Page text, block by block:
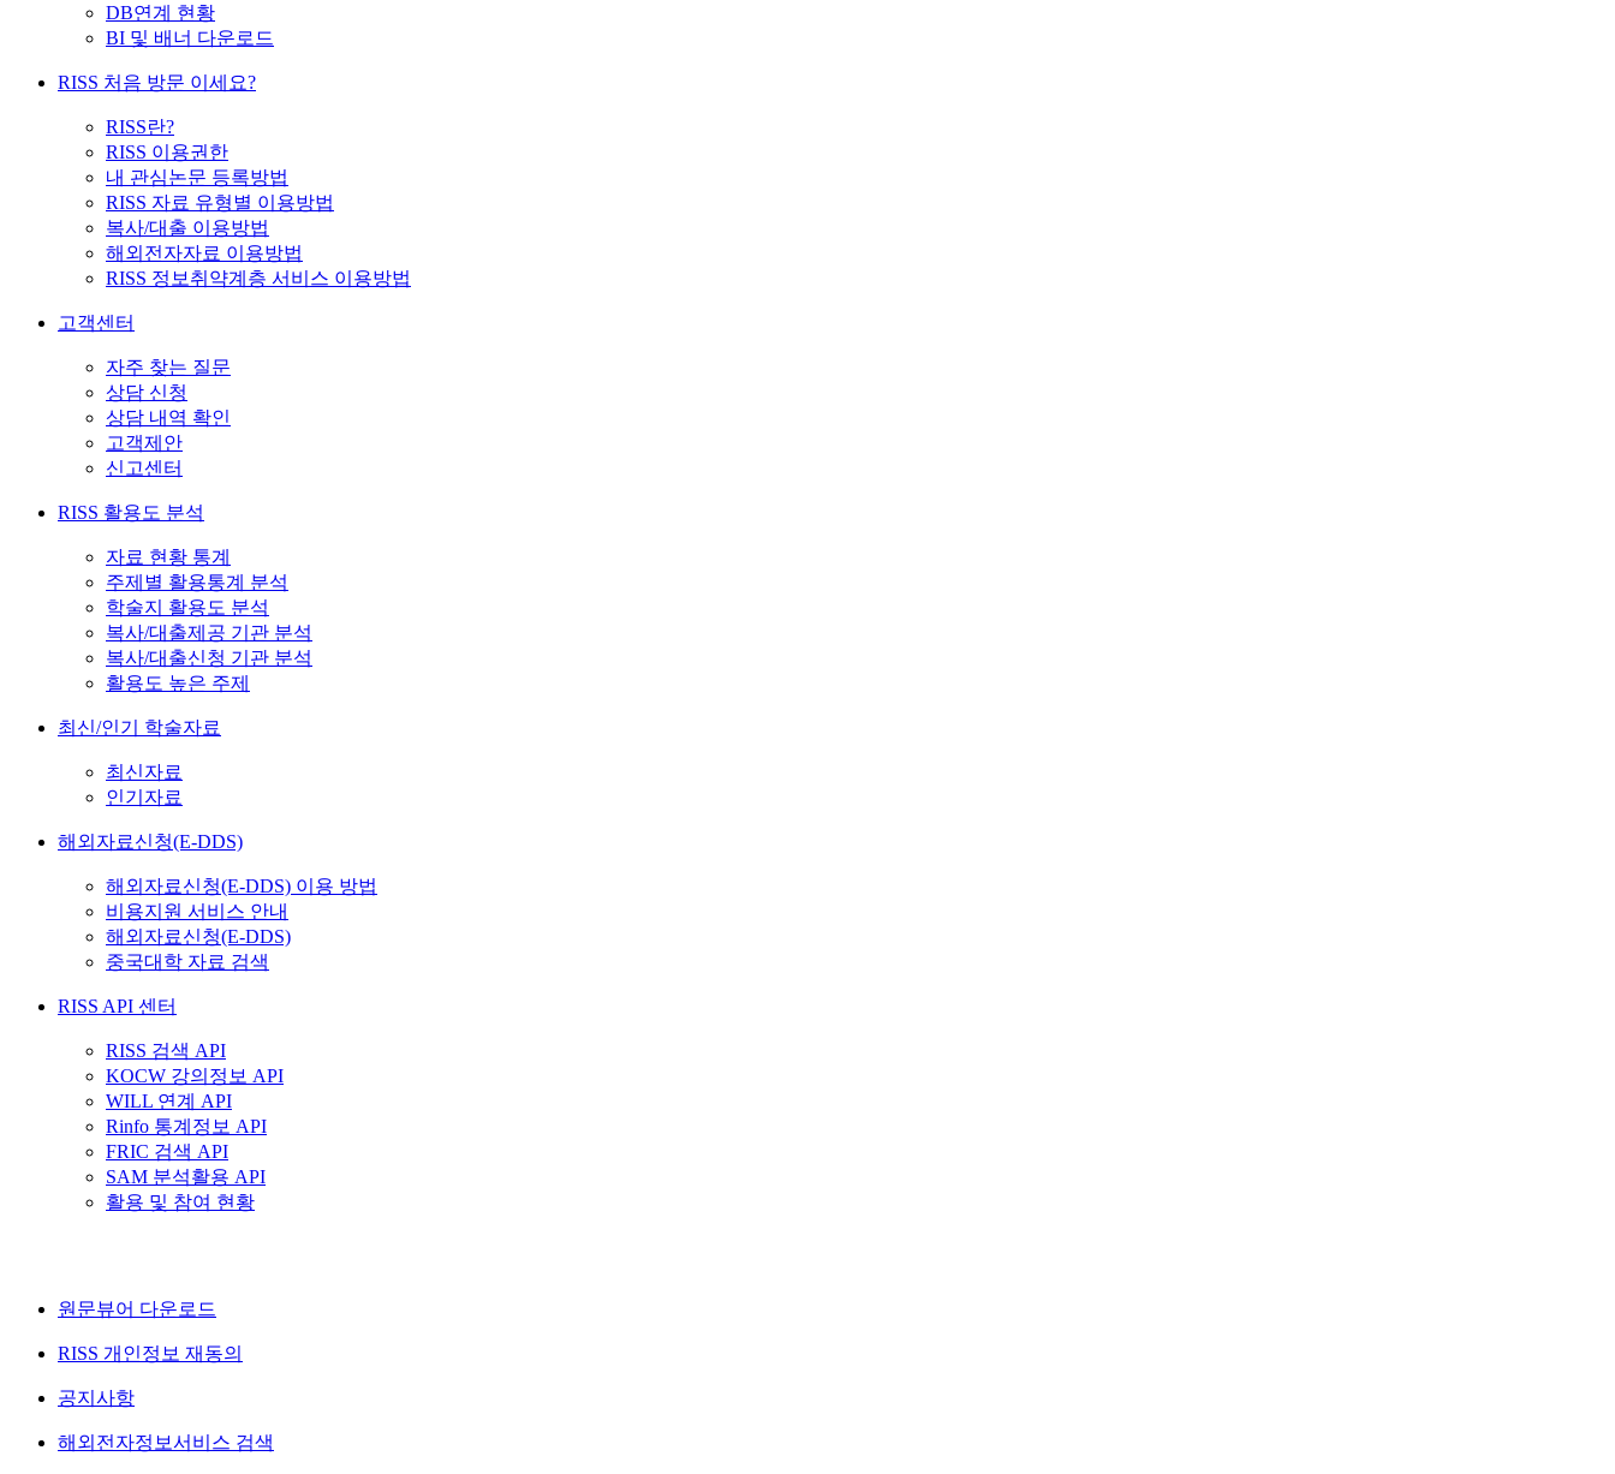
DB연계 현황
BI 및 배너 다운로드
RISS 처음 방문 이세요?
RISS란?
RISS 이용권한
내 관심논문 등록방법
RISS 자료 유형별 이용방법
복사/대출 이용방법
해외전자자료 이용방법
RISS 정보취약계층 서비스 이용방법
고객센터
자주 찾는 질문
상담 신청
상담 내역 확인
고객제안
신고센터
RISS 활용도 분석
자료 현황 통계
주제별 활용통계 분석
학술지 활용도 분석
복사/대출제공 기관 분석
복사/대출신청 기관 분석
활용도 높은 주제
최신/인기 학술자료
최신자료
인기자료
해외자료신청(E-DDS)
해외자료신청(E-DDS) 이용 방법
비용지원 서비스 안내
해외자료신청(E-DDS)
중국대학 자료 검색
RISS API 센터
RISS 검색 API
KOCW 강의정보 API
WILL 연계 API
Rinfo 통계정보 API
FRIC 검색 API
SAM 분석활용 API
활용 및 참여 현황
원문뷰어 다운로드
RISS 개인정보 재동의
공지사항
해외전자정보서비스 검색